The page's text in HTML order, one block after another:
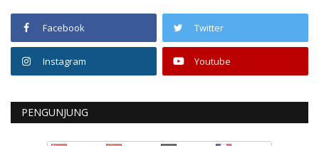
Facebook Twitter
Instagram Youtube
PENGUNJUNG